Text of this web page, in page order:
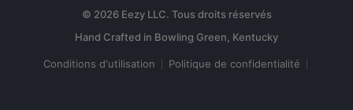
© 2026 Eezy LLC. Tous droits réservés
Conditions d'utilisation Politique de confidentialité